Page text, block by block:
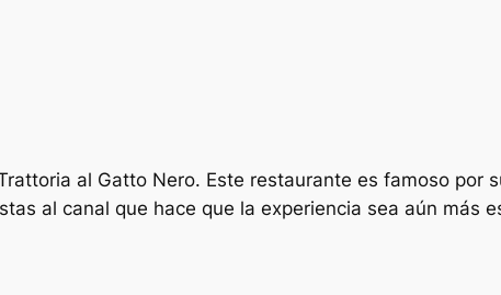
al Gatto Nero. Este restaurante es famoso por
al canal que hace que la experiencia sea aún más